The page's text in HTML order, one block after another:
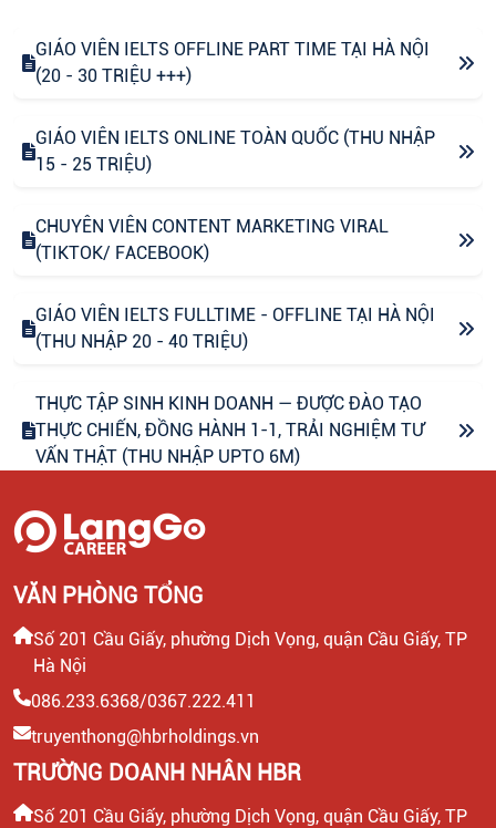
GIÁO VIÊN IELTS OFFLINE PART TIME TẠI HÀ NỘI
(20 - 30 TRIỆU +++)
GIÁO VIÊN IELTS ONLINE TOÀN QUỐC (THU NHẬP
15 - 25 TRIỆU)
CHUYÊN VIÊN CONTENT MARKETING VIRAL
(TIKTOK/ FACEBOOK)
GIÁO VIÊN IELTS FULLTIME - OFFLINE TẠI HÀ NỘI
(THU NHẬP 20 - 40 TRIỆU)
THỰC TẬP SINH KINH DOANH — ĐƯỢC ĐÀO TẠO
THỰC CHIẾN, ĐỒNG HÀNH 1-1, TRẢI NGHIỆM TƯ
VẤN THẬT (THU NHẬP UPTO 6M)
CHUYÊN VIÊN CONTENT VIRAL (FANPAGE
FACEBOOK)
CTV CONTENT VIRAL TIKTOK
CHUYÊN VIÊN TƯ VẤN GIÁO DỤC (THU NHẬP UPTO
30 TRIỆU)
LEADER SALE/ TRƯỞNG NHÓM KINH DOANH/ TƯ
VẤN TUYỂN SINH
VĂN PHÒNG TỔNG
Số 201 Cầu Giấy, phường Dịch Vọng, quận Cầu Giấy, TP
Hà Nội
086.233.6368/0367.222.411
truyenthong@hbrholdings.vn
TRƯỜNG DOANH NHÂN HBR
Số 201 Cầu Giấy, phường Dịch Vọng, quận Cầu Giấy, TP